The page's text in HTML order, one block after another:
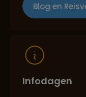
Blog en
Infodagen